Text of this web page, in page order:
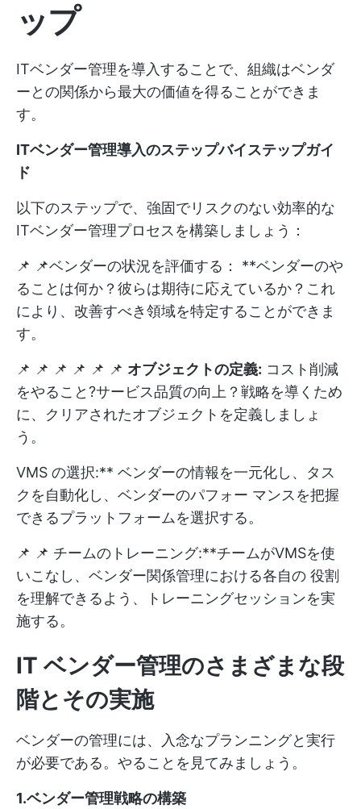
ップ
ITベンダー管理を導入することで、組織はベンダ
ーとの関係から最大の価値を得ることができま
す。
ITベンダー管理導入のステップバイステップガイ
ド
以下のステップで、強固でリスクのない効率的な
ITベンダー管理プロセスを構築しましょう：
📌 📌ベンダーの状況を評価する： **ベンダーのや
ることは何か？彼らは期待に応えているか？これ
により、改善すべき領域を特定することができま
す。
📌 📌 📌 📌 📌 📌 オブジェクトの定義: コスト削減
をやること?サービス品質の向上？戦略を導くため
に、クリアされたオブジェクトを定義しましょ
う。
VMS の選択:** ベンダーの情報を一元化し、タス
クを自動化し、ベンダーのパフォー マンスを把握
できるプラットフォームを選択する。
📌 📌 チームのトレーニング:**チームがVMSを使
いこなし、ベンダー関係管理における各自の 役割
を理解できるよう、トレーニングセッションを実
施する。
IT ベンダー管理のさまざまな段
階とその実施
ベンダーの管理には、入念なプランニングと実行
が必要である。やることを見てみましょう。
1.ベンダー管理戦略の構築